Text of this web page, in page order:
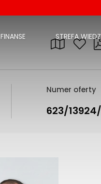
FINANSE STREFA
Numer oferty
623/